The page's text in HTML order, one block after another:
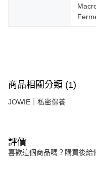
商品相關分類 (1)
JOWIE｜私密保養
評價
喜歡這個商品嗎？購買後給